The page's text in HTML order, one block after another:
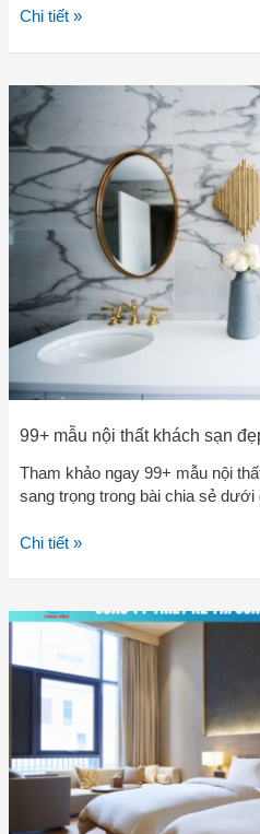
Chi tiết »
99+ mẫu nội thất khách sạn
Tham khảo ngay 99+ mẫu nội
sang trọng trong bài chia sẻ
99+
mẫu
nội
khách
sạn
đẹp,
sang
trọng
Chi tiết »
Báo
thiết
nội
thất
sạn